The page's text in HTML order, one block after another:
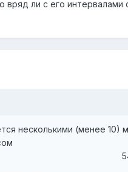
ли с его интервалами
несколькими (менее 10)